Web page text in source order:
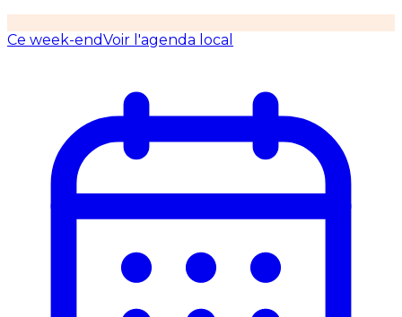
Ce week-endVoir l'agenda local